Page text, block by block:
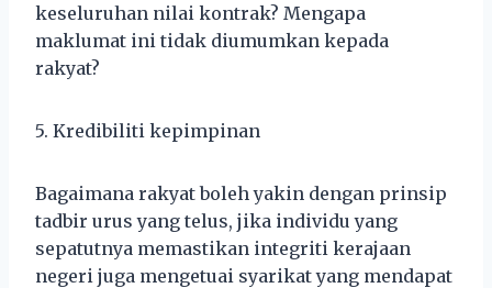
keseluruhan nilai kontrak? Mengapa
maklumat ini tidak diumumkan kepada
rakyat?
5. Kredibiliti kepimpinan
Bagaimana rakyat boleh yakin dengan prinsip
tadbir urus yang telus, jika individu yang
sepatutnya memastikan integriti kerajaan
negeri juga mengetuai syarikat yang mendapat